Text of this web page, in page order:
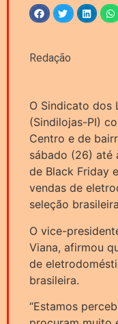
Redação
O Sindicato dos
(Sindilojas-PI)
Centro e de
sábado (26) até
de Black Friday
vendas de
seleção
O vice-
Viana, afirmou
de
brasileira.
“Estamos